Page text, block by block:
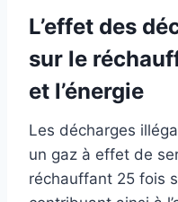
L’effet des
sur le
et l’énergie
Les décharges
un gaz à effet de
réchauffant 25 fois